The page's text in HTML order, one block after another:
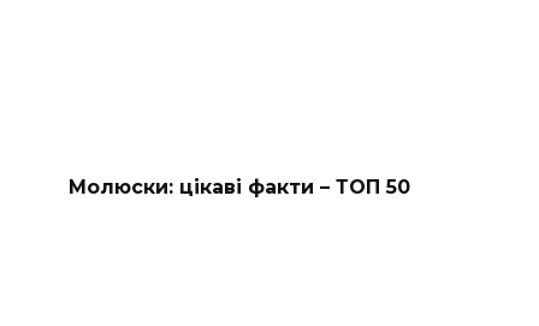
Молюски: цікаві факти – ТОП 50